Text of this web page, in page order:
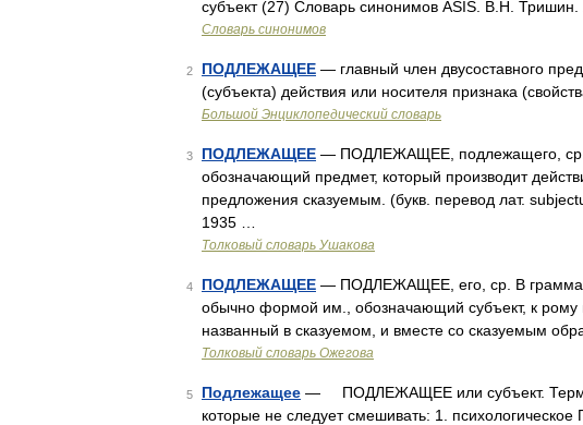
субъект (27) Словарь синонимов ASIS. В.Н. Тришин.
Словарь синонимов
2 ПОДЛЕЖАЩЕЕ — главный член двусоставного
(субъекта) действия или носителя признака
Большой Энциклопедический словарь
3 ПОДЛЕЖАЩЕЕ — ПОДЛЕЖАЩЕЕ, подлежащего, ср.
обозначающий предмет, который производит
предложения сказуемым. (букв. перевод лат.
1935 …
Толковый словарь Ушакова
4 ПОДЛЕЖАЩЕЕ — ПОДЛЕЖАЩЕЕ, его, ср. В
обычно формой им., обозначающий субъект, к рому
названный в сказуемом, и вместе со сказуемым
Толковый словарь Ожегова
5 Подлежащее — ПОДЛЕЖАЩЕЕ или субъект.
которые не следует смешивать: 1.